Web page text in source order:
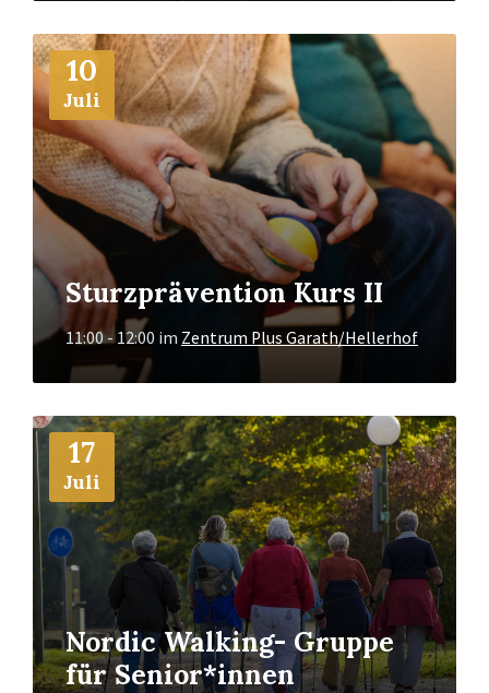
10
Juli
Sturzprävention Kurs II
11:00 - 12:00 im Zentrum Plus Garath/Hellerhof
Mehr
Info
17
Juli
Nordic Walking- Gruppe
für Senior*innen
Mehr
Info